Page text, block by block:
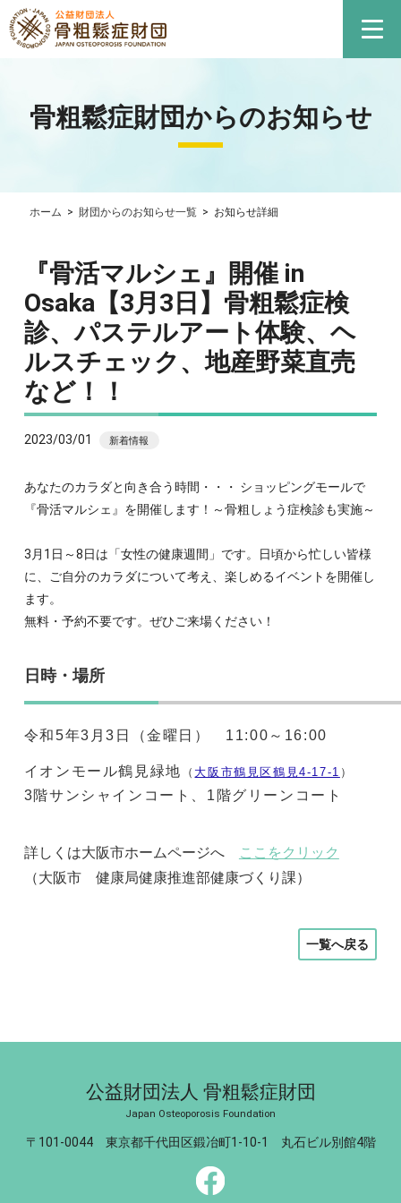
骨粗鬆症財団からのお知らせ
ホーム > 財団からのお知らせ一覧 > お知らせ詳細
『骨活マルシェ』開催 in
Osaka【3月3日】骨粗鬆症検
診、パステルアート体験、ヘ
ルスチェック、地産野菜直売
など！！
2023/03/01 新着情報
あなたのカラダと向き合う時間・・・ ショッピングモールで
『骨活マルシェ』を開催します！～骨粗しょう症検診も実施～
3月1日～8日は「女性の健康週間」です。日頃から忙しい皆様
に、ご自分のカラダについて考え、楽しめるイベントを開催し
ます。
無料・予約不要です。ぜひご来場ください！
日時・場所
令和5年3月3日（金曜日） 11:00～16:00
イオンモール鶴見緑地 （ 大阪市鶴見区鶴見4-17-1 ）
3階サンシャインコート、1階グリーンコート
詳しくは大阪市ホームページへ
ここをクリック
（大阪市 健康局健康推進部健康づくり課）
一覧へ戻る
公益財団法人 骨粗鬆症財団
Japan Osteoporosis Foundation
〒101-0044 東京都千代田区鍛冶町1-10-1 丸石ビル別館4階